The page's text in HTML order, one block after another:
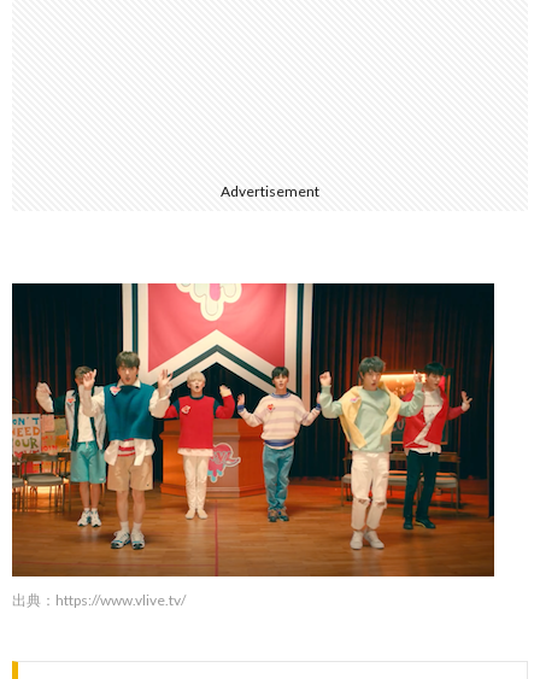
Advertisement
出典： https://www.vlive.tv/